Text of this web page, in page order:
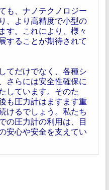
も、ナノテクノロジー
、より高精度で小型の
す。これにより、様々
することが期待されて
てだけでなく、各種シ
さらには安全性確保に
しています。そのた
も圧力計はますます重
けるでしょう。私たち
の圧力計の利用は、目
安心や安全を支えてい